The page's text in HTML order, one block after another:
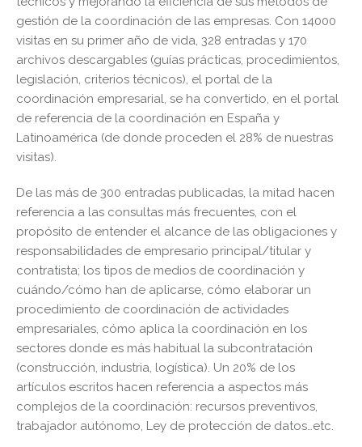
gestión de la coordinación de las empresas. Con 14000
visitas en su primer año de vida, 328 entradas y 170
archivos descargables (guías prácticas, procedimientos,
legislación, criterios técnicos), el portal de la
coordinación empresarial, se ha convertido, en el portal
de referencia de la coordinación en España y
Latinoamérica (de donde proceden el 28% de nuestras
visitas).
De las más de 300 entradas publicadas, la mitad hacen
referencia a las consultas más frecuentes, con el
propósito de entender el alcance de las obligaciones y
responsabilidades de empresario principal/titular y
contratista; los tipos de medios de coordinación y
cuándo/cómo han de aplicarse, cómo elaborar un
procedimiento de coordinación de actividades
empresariales, cómo aplica la coordinación en los
sectores donde es más habitual la subcontratación
(construcción, industria, logística). Un 20% de los
artículos escritos hacen referencia a aspectos más
complejos de la coordinación: recursos preventivos,
trabajador autónomo, Ley de protección de datos…etc.